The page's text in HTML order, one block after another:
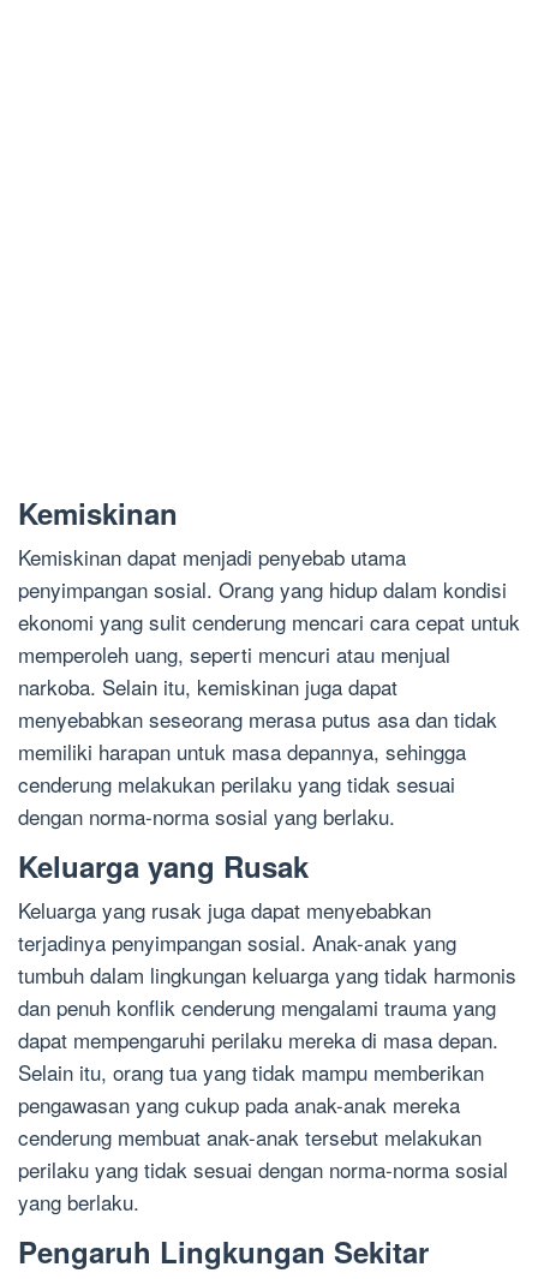
Kemiskinan
Kemiskinan dapat menjadi penyebab utama
penyimpangan sosial. Orang yang hidup dalam kondisi
ekonomi yang sulit cenderung mencari cara cepat untuk
memperoleh uang, seperti mencuri atau menjual
narkoba. Selain itu, kemiskinan juga dapat
menyebabkan seseorang merasa putus asa dan tidak
memiliki harapan untuk masa depannya, sehingga
cenderung melakukan perilaku yang tidak sesuai
dengan norma-norma sosial yang berlaku.
Keluarga yang Rusak
Keluarga yang rusak juga dapat menyebabkan
terjadinya penyimpangan sosial. Anak-anak yang
tumbuh dalam lingkungan keluarga yang tidak harmonis
dan penuh konflik cenderung mengalami trauma yang
dapat mempengaruhi perilaku mereka di masa depan.
Selain itu, orang tua yang tidak mampu memberikan
pengawasan yang cukup pada anak-anak mereka
cenderung membuat anak-anak tersebut melakukan
perilaku yang tidak sesuai dengan norma-norma sosial
yang berlaku.
Pengaruh Lingkungan Sekitar